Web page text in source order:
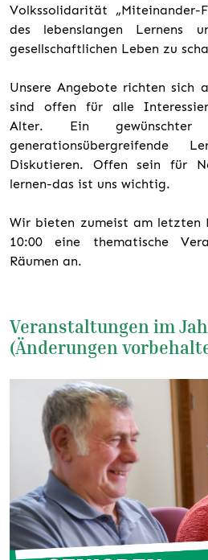
Volkssolidarität „Miteinander-
des lebenslangen Lernens
gesellschaftlichen Leben zu
Unsere Angebote richten sich
sind offen für alle
Alter. Ein
generationsübergreifende
Diskutieren. Offen sein für
lernen-das ist uns wichtig.
Wir bieten zumeist am letzten
10:00 eine thematische
Räumen an.
Veranstaltungen im
(Änderungen